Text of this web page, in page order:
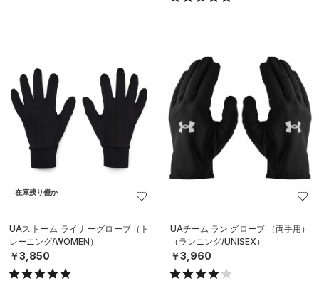
在庫残り僅か
UAストーム ライナーグローブ（ト
レーニング/WOMEN）
￥3,850
UAチーム ラン グローブ （両手用）
（ランニング/UNISEX）
￥3,960